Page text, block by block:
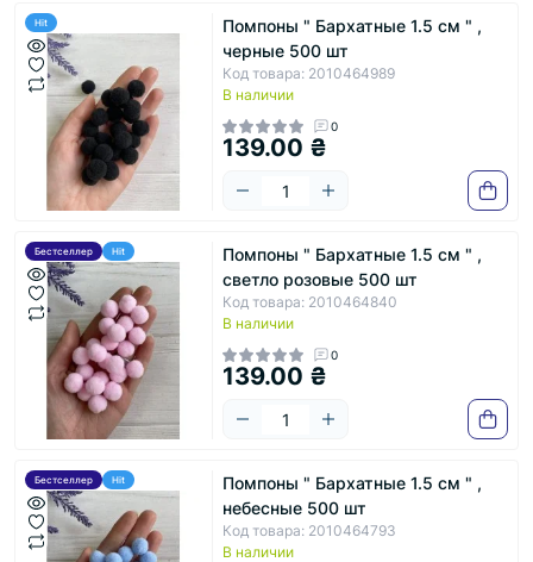
Hit
Помпоны " Бархатные 1.5 см " ,
черные 500 шт
Код товара: 2010464989
В наличии
0
139.00 ₴
Бестселлер Hit
Помпоны " Бархатные 1.5 см " ,
светло розовые 500 шт
Код товара: 2010464840
В наличии
0
139.00 ₴
Бестселлер Hit
Помпоны " Бархатные 1.5 см " ,
небесные 500 шт
Код товара: 2010464793
В наличии